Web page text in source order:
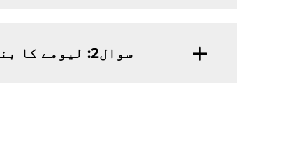
سوال2: لیومے کا بنیادی منڈی کیا ہے؟